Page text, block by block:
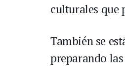
culturales que
También se
preparando